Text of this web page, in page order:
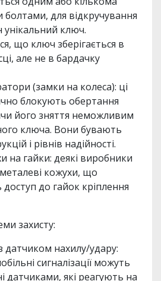
болтами, для відкручування
унікальний ключ.
що ключ зберігається в
але не в бардачку
(замки на колеса): ці
блокують обертання
його зняття неможливим
ключа. Вони бувають
і рівнів надійності.
на гайки: деякі виробники
кожухи, що
до гайок кріплення
захисту:
датчиком нахилу/удару:
сигналізації можуть
датчиками, які реагують на